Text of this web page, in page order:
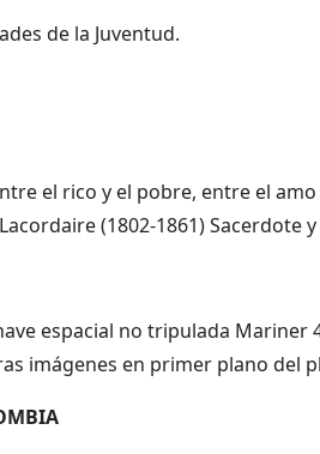
de la Juventud.
el rico y el pobre, entre el
(1802-1861) Sacerdote
espacial no tripulada
imágenes en primer plano del